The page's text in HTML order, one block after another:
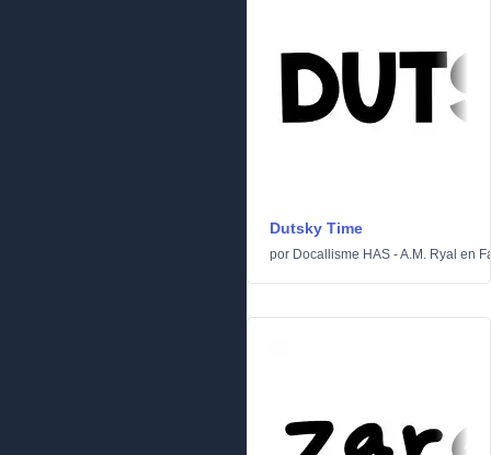
Dutsky Time
por Docallisme HAS - A.M. Ryal en